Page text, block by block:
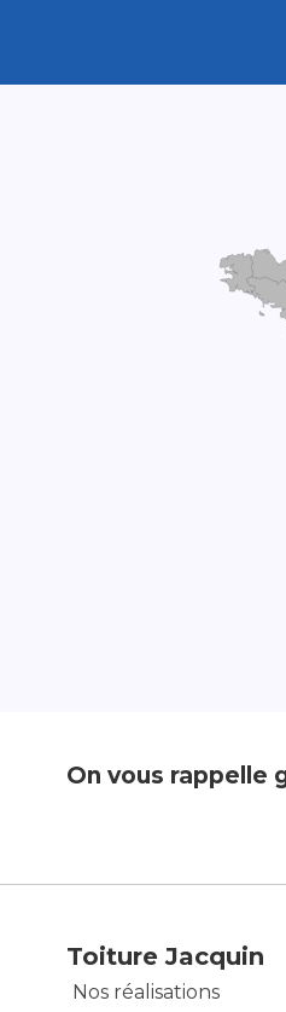
On vous rappelle
Toiture Jacquin
Nos réalisations